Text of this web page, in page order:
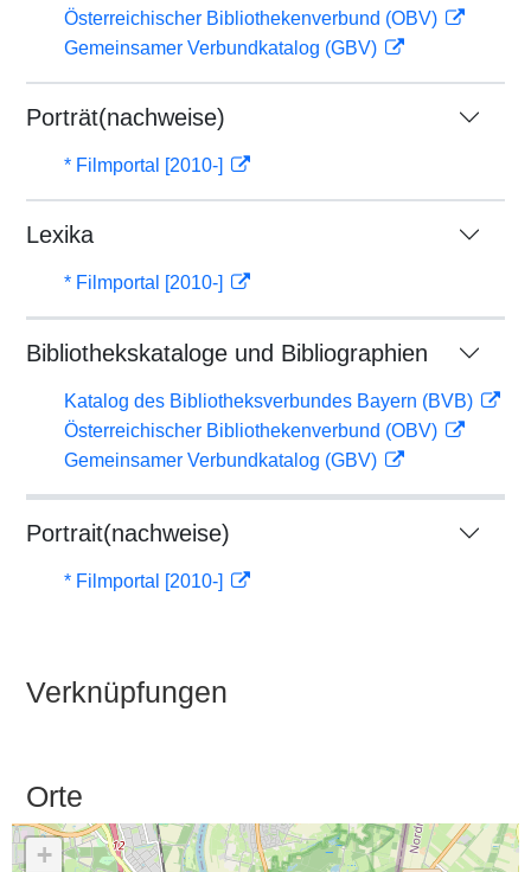
Österreichischer Bibliothekenverbund (OBV)
Gemeinsamer Verbundkatalog (GBV)
Porträt(nachweise)
* Filmportal [2010-]
Lexika
* Filmportal [2010-]
Bibliothekskataloge und Bibliographien
Katalog des Bibliotheksverbundes Bayern (BVB)
Österreichischer Bibliothekenverbund (OBV)
Gemeinsamer Verbundkatalog (GBV)
Portrait(nachweise)
* Filmportal [2010-]
Verknüpfungen
Orte
+